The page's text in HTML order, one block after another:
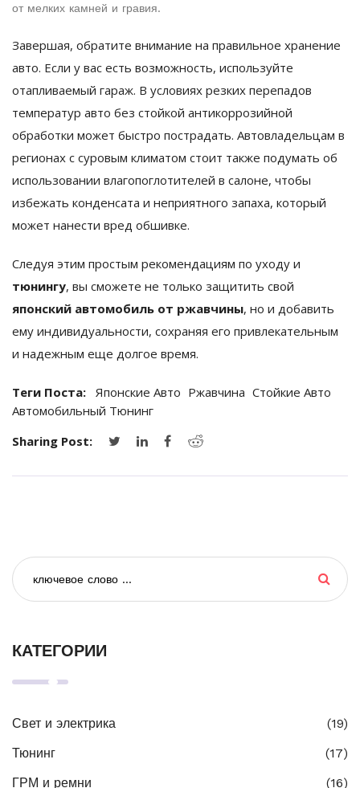
от мелких камней и гравия.
Завершая, обратите внимание на правильное хранение
авто. Если у вас есть возможность, используйте
отапливаемый гараж. В условиях резких перепадов
температур авто без стойкой антикоррозийной
обработки может быстро пострадать. Автовладельцам в
регионах с суровым климатом стоит также подумать об
использовании влагопоглотителей в салоне, чтобы
избежать конденсата и неприятного запаха, который
может нанести вред обшивке.
Следуя этим простым рекомендациям по уходу и
тюнингу, вы сможете не только защитить свой
японский автомобиль от ржавчины, но и добавить
ему индивидуальности, сохраняя его привлекательным
и надежным еще долгое время.
Теги Поста: Японские Авто Ржавчина Стойкие Авто
Автомобильный Тюнинг
Sharing Post:
КАТЕГОРИИ
Свет и электрика
(19)
Тюнинг
(17)
ГРМ и ремни
(16)